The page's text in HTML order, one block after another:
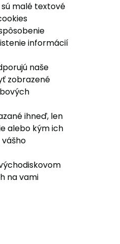
malé textové
informácií
naše
zobrazené
ihneď, len
alebo kým ich
na vami